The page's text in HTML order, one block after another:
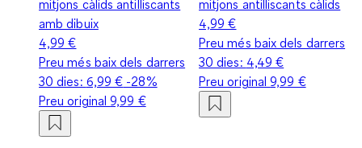
mitjons càlids antilliscants
amb dibuix
4,99 €
Preu més baix dels darrers
30 dies: 6,99 € -28%
Preu original9,99 €
mitjons antilliscants càlids
4,99 €
Preu més baix dels darrers
30 dies: 4,49 €
Preu original9,99 €